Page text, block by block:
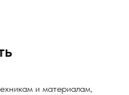
и материалам,